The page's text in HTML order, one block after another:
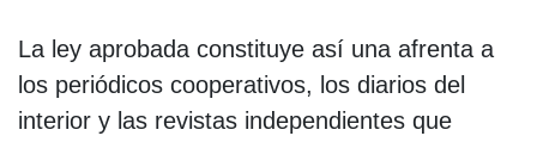
La ley aprobada constituye así una afrenta a
los periódicos cooperativos, los diarios del
interior y las revistas independientes que